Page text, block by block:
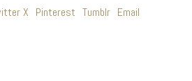
X Pinterest Tumblr Email